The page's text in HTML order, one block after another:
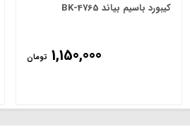
کیبورد باسیم بیاند BK-4765
1,150,000 تومان